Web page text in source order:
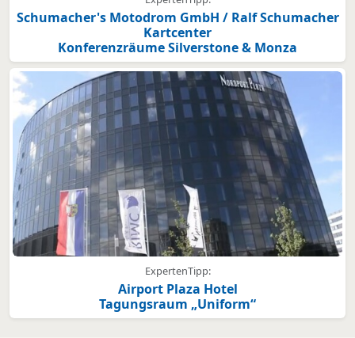
Schumacher's Motodrom GmbH / Ralf Schumacher
Kartcenter
Konferenzräume Silverstone & Monza
ExpertenTipp:
Airport Plaza Hotel
Tagungsraum „Uniform“